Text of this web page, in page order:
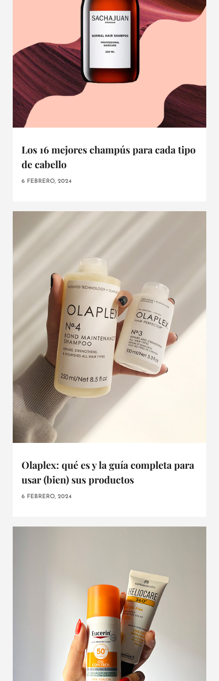
Los 16 mejores champús para cada tipo
de cabello
6 FEBRERO, 2024
Olaplex: qué es y la guía completa para
usar (bien) sus productos
6 FEBRERO, 2024